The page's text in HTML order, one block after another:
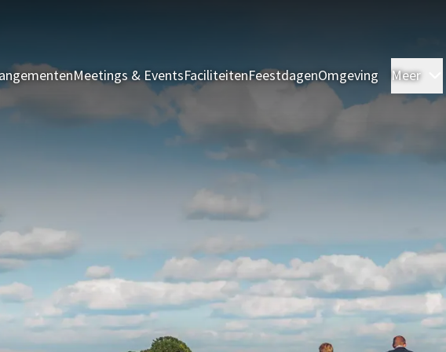
Meetings & EventsFaciliteitenFeestdagenOmgeving Meer